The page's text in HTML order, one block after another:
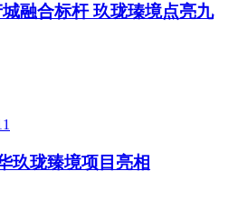
融合标杆 玖珑瑧境点亮九
玖珑臻境项目亮相